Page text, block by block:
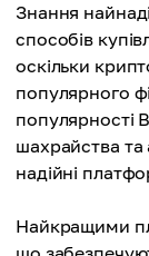
Знання
способів
оскільки
популярного
популярності
шахрайства
надійні
Найкращими